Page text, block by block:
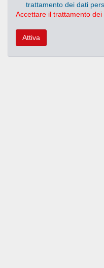
trattamento dei dati
Accettare il trattamento
Attiva